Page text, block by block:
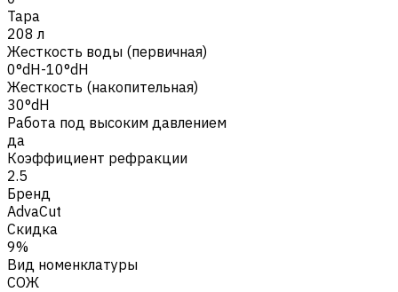
Тара
208 л
Жесткость воды (первичная)
0°dH-10°dH
Жесткость (накопительная)
30°dH
Работа под высоким давлением
да
Коэффициент рефракции
2.5
Бренд
AdvaCut
Скидка
9%
Вид номенклатуры
СОЖ